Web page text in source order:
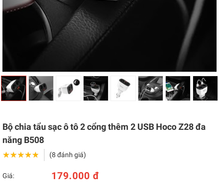
Bộ chia tẩu sạc ô tô 2 cổng thêm 2 USB Hoco Z28 đa
năng B508
★★★★★
★★★★★ (8 đánh giá)
Giá: 179.000 đ